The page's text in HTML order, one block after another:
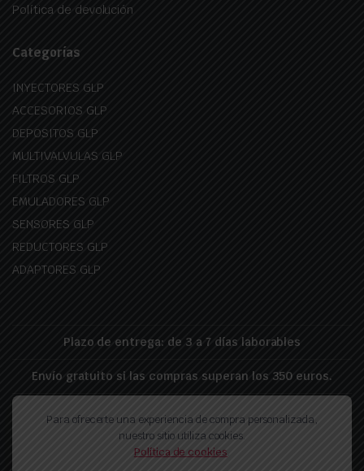
Política de devolución
Categorías
INYECTORES GLP
ACCESORIOS GLP
DEPOSITOS GLP
MULTIVALVULAS GLP
FILTROS GLP
EMULADORES GLP
SENSORES GLP
REDUCTORES GLP
ADAPTORES GLP
Plazo de entrega: de 3 a 7 días laborables
Envío gratuito si las compras superan los 350 euros.
Politica de proteccion de datos
Politica de privacidad
Política de devolución
Para ofrecerte una experiencia de compra personalizada,
nuestro sitio utiliza cookies.
Política de cookies